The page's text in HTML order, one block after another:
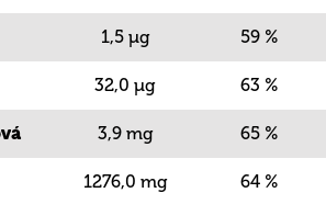
1,5 µg 59 %
32,0 µg 63 %
3,9 mg 65 %
1276,0 mg 64 %